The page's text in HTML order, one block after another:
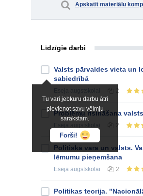
Apskatīt materiālu
Līdzīgie darbi
Tu vari jebkuru darbu ātri
pievienot savu vēlmju
sarakstam.
Forši!
Valsts pārvaldes vieta un
sabiedrībā
2
Problēmu risināšana
2
Politiskā vara un valsts.
lēmumu pieņemšana
Eseja augstskolai 2
Politikas teorija.